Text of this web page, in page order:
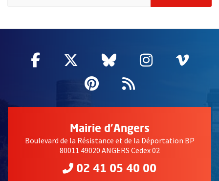
Facebook
, Ouvre une nouvelle fenêtre
Twitter
, Ouvre une nouvelle
Bluesky
, Ouvre une
Instagram
, Ouvre
,
Pinterest
, Ouvre une
Flux RSS
Mairie d'Angers
Boulevard de la Résistance et de la Déportation BP
80011 49020 ANGERS Cedex 02
02 41 05 40 00